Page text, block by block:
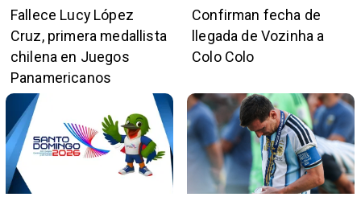
Fallece Lucy López
Cruz, primera medallista
chilena en Juegos
Panamericanos
Confirman fecha de
llegada de Vozinha a
Colo Colo